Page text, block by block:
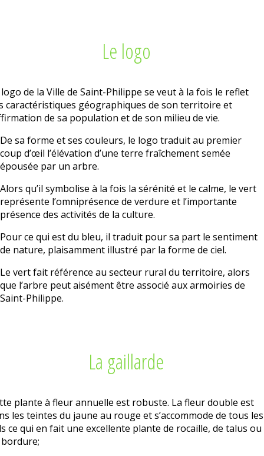
Le logo
de la Ville de Saint-Philippe se veut à la fois le reflet
caractéristiques géographiques de son territoire et
de sa population et de son milieu de vie.
De sa forme et ses couleurs, le logo traduit au premier
coup d’œil l’élévation d’une terre fraîchement semée
épousée par un arbre.
Alors qu’il symbolise à la fois la sérénité et le calme, le vert
représente l’omniprésence de verdure et l’importante
présence des activités de la culture.
Pour ce qui est du bleu, il traduit pour sa part le sentiment
de nature, plaisamment illustré par la forme de ciel.
Le vert fait référence au secteur rural du territoire, alors
que l’arbre peut aisément être associé aux armoiries de
Saint-Philippe.
La gaillarde
plante à fleur annuelle est robuste. La fleur double est
les teintes du jaune au rouge et s’accommode de tous les
ce qui en fait une excellente plante de rocaille, de talus ou